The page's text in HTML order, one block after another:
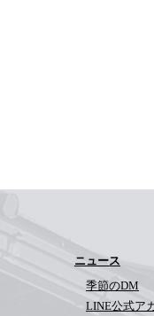
ニュース
季節のDM
LINE公式ア